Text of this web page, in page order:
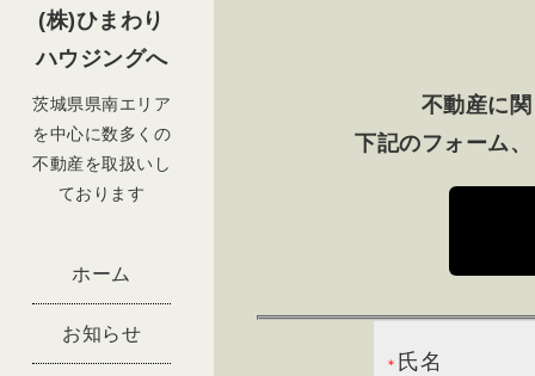
(株)ひまわり
ハウジングへ
茨城県県南エリア
を中心に数多くの
不動産を取扱いし
ております
ホーム
お知らせ
不動産に
下記のフォーム
＊ 氏名